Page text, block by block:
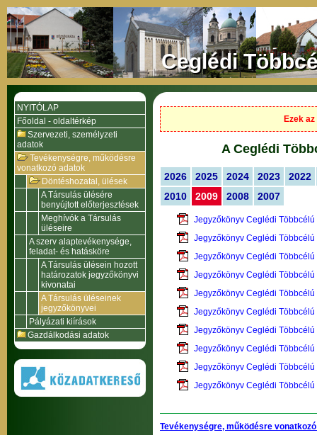
Ceglédi
NYITÓLAP
Főoldal - oldaltérkép
Szervezeti, személyzeti
adatok
Tevékenységre, működésre
vonatkozó adatok
Döntéshozatal, ülések
A Társulás ülésére
benyújtott előterjesztések
Meghívók a Társulás
üléseire
A szerv alaptevékenysége,
feladat- és hatásköre
A Társulás ülésein hozott
határozatok jegyzőkönyvi
kivonatai
A Társulás üléseinek
jegyzőkönyvei
Pályázati kiírások
Gazdálkodási adatok
Ezek
A Ceglédi
2026 2025 2024 2023
2022
2010
2009 2008 2007
Jegyzőkönyv Ceglédi
Jegyzőkönyv Ceglédi
Jegyzőkönyv Ceglédi
Jegyzőkönyv Ceglédi
Jegyzőkönyv Ceglédi
Jegyzőkönyv Ceglédi
Jegyzőkönyv Ceglédi
Jegyzőkönyv Ceglédi
Jegyzőkönyv Ceglédi
Jegyzőkönyv Ceglédi
Tevékenységre, működésre